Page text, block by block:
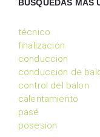
BÚSQUEDAS MÁS
técnico
finalización
conduccion
conduccion de
control del balon
calentamiento
pasé
posesion